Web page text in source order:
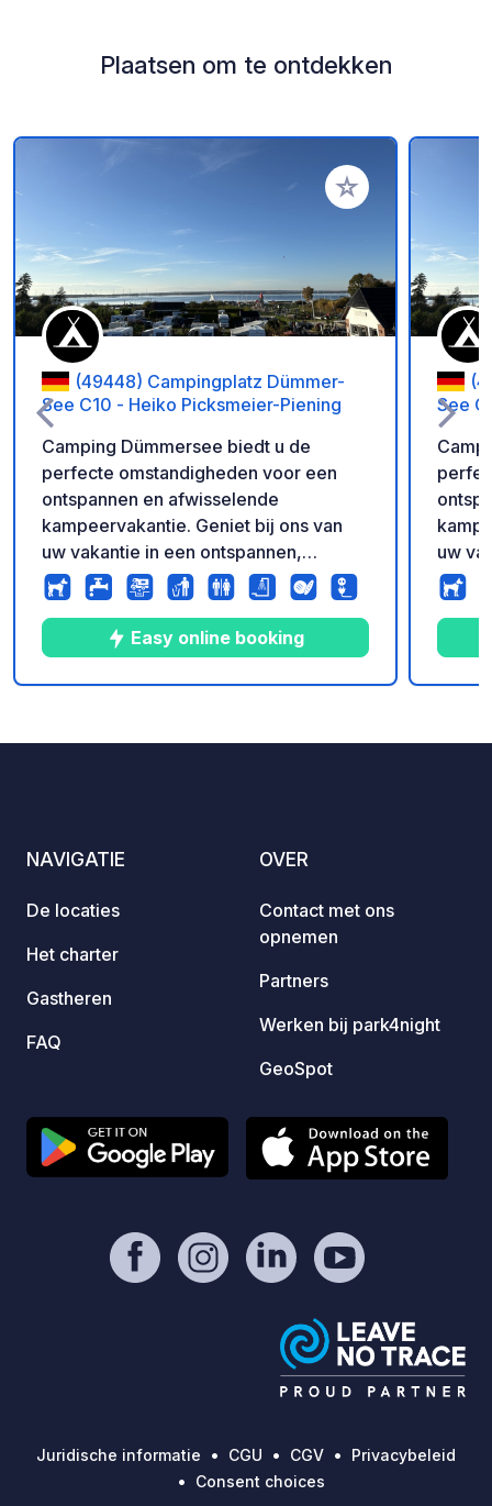
Plaatsen om te ontdekken
(49448) Campingplatz Dümmer-
See C10 - Heiko Picksmeier-Piening
Camping Dümmersee biedt u de
perfecte omstandigheden voor een
ontspannen en afwisselende
kampeervakantie. Geniet bij ons van
uw vakantie in een ontspannen,
familiaire sfeer en ontdek het
charmante natuurpark Dümmer!
Easy online booking
See
uw
NAVIGATIE
De locaties
Het charter
Gastheren
FAQ
OVER
Contact met ons
opnemen
Partners
Werken bij park4night
GeoSpot
Juridische informatie CGU CGV
Privacybeleid
Consent choices